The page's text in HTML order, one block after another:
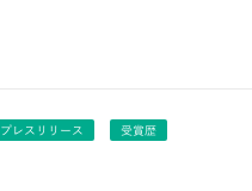
プレスリリース 受賞歴